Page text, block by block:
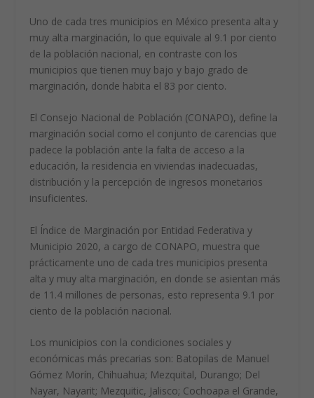
Uno de cada tres municipios en México presenta alta y
muy alta marginación, lo que equivale al 9.1 por ciento
de la población nacional, en contraste con los
municipios que tienen muy bajo y bajo grado de
marginación, donde habita el 83 por ciento.
El Consejo Nacional de Población (CONAPO), define la
marginación social como el conjunto de carencias que
padece la población ante la falta de acceso a la
educación, la residencia en viviendas inadecuadas,
distribución y la percepción de ingresos monetarios
insuficientes.
El Índice de Marginación por Entidad Federativa y
Municipio 2020, a cargo de CONAPO, muestra que
prácticamente uno de cada tres municipios presenta
alta y muy alta marginación, en donde se asientan más
de 11.4 millones de personas, esto representa 9.1 por
ciento de la población nacional.
Los municipios con la condiciones sociales y
económicas más precarias son: Batopilas de Manuel
Gómez Morín, Chihuahua; Mezquital, Durango; Del
Nayar, Nayarit; Mezquitic, Jalisco; Cochoapa el Grande,